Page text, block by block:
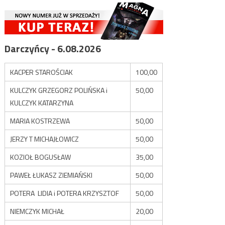
Darczyńcy - 6.08.2026
KACPER STAROŚCIAK
100,00
KULCZYK GRZEGORZ POLIŃSKA i
KULCZYK KATARZYNA
50,00
MARIA KOSTRZEWA
50,00
JERZY T MICHAJŁOWICZ
50,00
KOZIOŁ BOGUSŁAW
35,00
PAWEŁ ŁUKASZ ZIEMIAŃSKI
50,00
POTERA LIDIA i POTERA KRZYSZTOF
50,00
NIEMCZYK MICHAŁ
20,00